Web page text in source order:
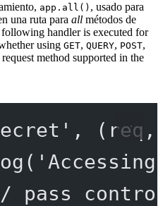
app.all() , usado para
una ruta para all métodos de
handler is executed for
using GET, QUERY, POST,
method supported in the
, ( req
(
pass